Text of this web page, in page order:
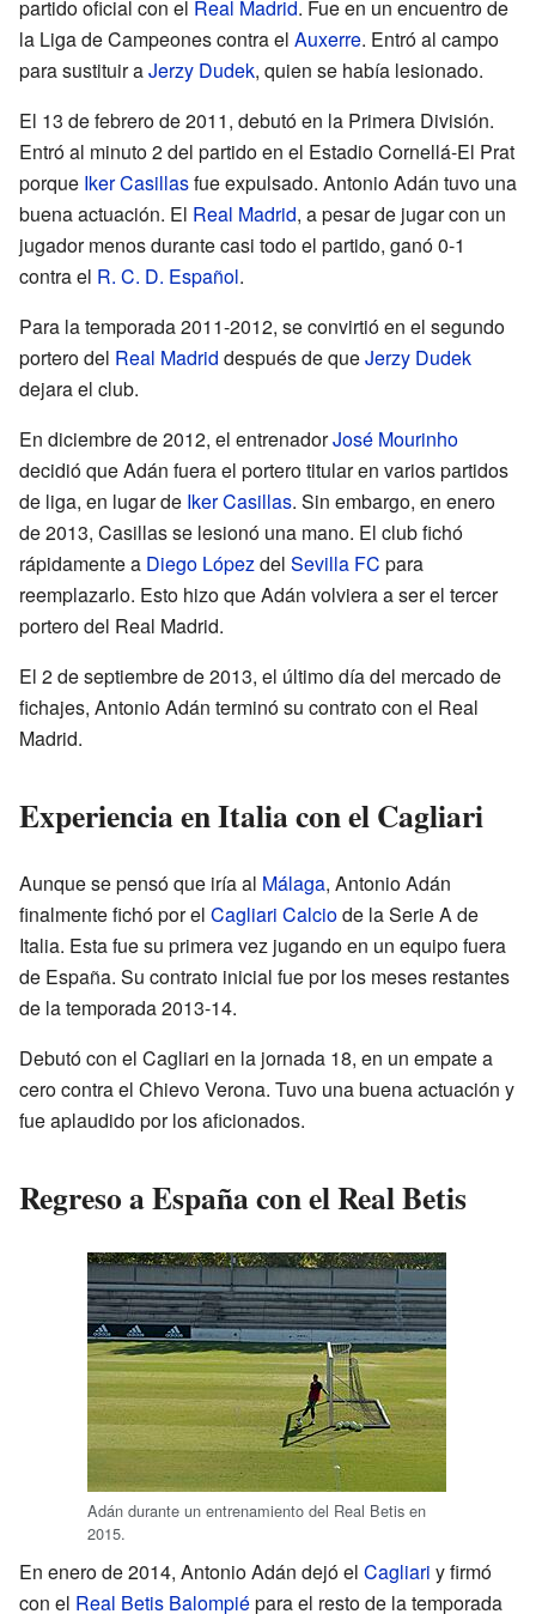
partido oficial con el Real Madrid. Fue en un encuentro de
la Liga de Campeones contra el Auxerre. Entró al campo
para sustituir aJerzy Dudek, quien se había lesionado.
El 13 de febrero de 2011, debutó en la Primera División.
Entró al minuto 2 del partido en el Estadio Cornellá-El Prat
porque Iker Casillasfue expulsado. Antonio Adán tuvo una
buena actuación. El Real Madrid, a pesar de jugar con un
jugador menos durante casi todo el partido, ganó 0-1
contra el R. C. D. Español.
Para la temporada 2011-2012, se convirtió en el segundo
portero del Real Madrid después de queJerzy Dudek
dejara el club.
En diciembre de 2012, el entrenadorJosé Mourinho
decidió que Adán fuera el portero titular en varios partidos
de liga, en lugar de Iker Casillas. Sin embargo, en enero
de 2013, Casillas se lesionó una mano. El club fichó
rápidamente a Diego Lópezdel Sevilla FC para
reemplazarlo. Esto hizo que Adán volviera a ser el tercer
portero del Real Madrid.
El 2 de septiembre de 2013, el último día del mercado de
fichajes, Antonio Adán terminó su contrato con el Real
Madrid.
Experiencia en Italia con el Cagliari
Aunque se pensó que iría al Málaga, Antonio Adán
finalmente fichó por el Cagliari Calciode la Serie A de
Italia. Esta fue su primera vez jugando en un equipo fuera
de España. Su contrato inicial fue por los meses restantes
de la temporada 2013-14.
Debutó con el Cagliari en la jornada 18, en un empate a
cero contra el Chievo Verona. Tuvo una buena actuación y
fue aplaudido por los aficionados.
Regreso a España con el Real Betis
Adán durante un entrenamiento del Real Betis en
2015.
En enero de 2014, Antonio Adán dejó el Cagliari y firmó
con el Real Betis Balompiépara el resto de la temporada